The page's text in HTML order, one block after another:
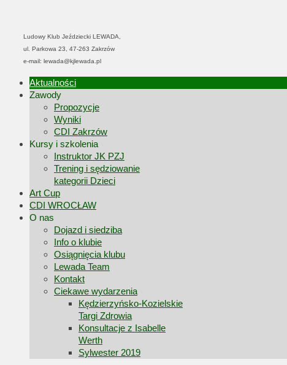
Ludowy Klub Jeździecki LEWADA,
ul. Parkowa 23, 47-263 Zakrzów
e-mail: lewada@kjlewada.pl
Aktualności
Zawody
Propozycje
Wyniki
CDI Zakrzów
Kursy i szkolenia
Instruktor JK PZJ
Trening i sędziowanie
kategorii Dzieci
Art Cup
CDI WROCŁAW
O nas
Dojazd i siedziba
Info o klubie
Osiągnięcia klubu
Lewada Team
Kontakt
Ciekawe wydarzenia
Kędzierzyńsko-Kozielskie
Targi Zdrowia
Konsultacje z Isabelle
Werth
Sylwester 2019